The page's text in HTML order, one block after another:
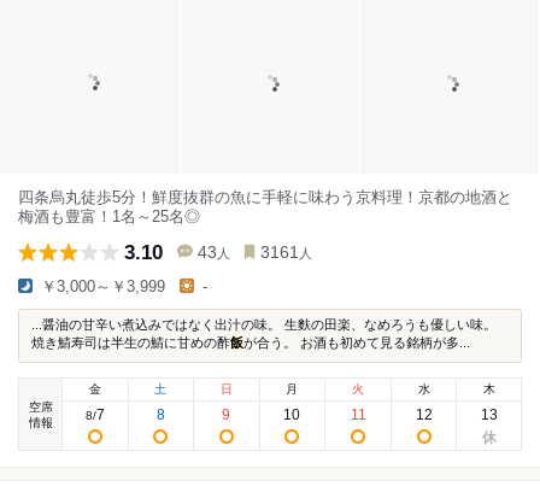
四条烏丸徒歩5分！鮮度抜群の魚に手軽に味わう京料理！京都の地酒と
梅酒も豊富！1名～25名◎
3.10 43 人 3161 人
￥3,000～￥3,999 -
...醤油の甘辛い煮込みではなく出汁の味。 生麩の田楽、なめろうも優しい味。
焼き鯖寿司は半生の鯖に甘めの酢飯が合う。 お酒も初めて見る銘柄が多...
空席
情報
金
8/7
土
8
日
9
月
10
火
11
水
12
木
13